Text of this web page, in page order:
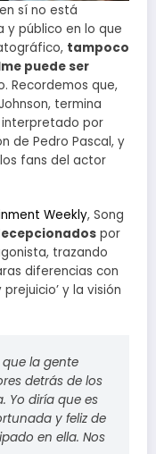
sí no está
y público en lo que
tampoco
puede ser
Recordemos que,
termina
interpretado por
de Pedro Pascal, y
fans del actor
Weekly, Song
por
trazando
diferencias con
y la visión
que la gente
detrás de los
Yo diría que es
y feliz de
en ella. Nos